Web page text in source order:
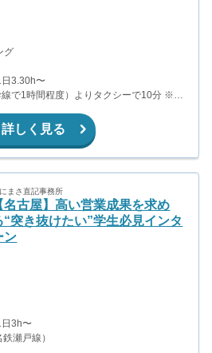
グ
3.30h〜
で1時間程度）よりタクシーで10分 ※実
ます。（予定を調整し、数か月に1度程
詳しく見る
まさ直記事務所
名古屋】高い営業成果を求め
“突き抜けたい”学生必見インタ
ン
3h〜
瀬戸線）